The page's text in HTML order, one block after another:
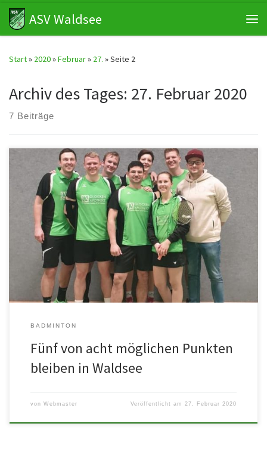
Zum Inhalt springen
ASV Waldsee
Start» 2020»Februar» 27. »Seite 2
Archiv des Tages: 27. Februar 2020
7 Beiträge
8:0 ASV Waldsee I : SG Pirmasens/Münchweiler I 3:5 ASV Waldsee II
: 1. BCW Hütschenhausen IV 6:2 ASV Waldsee […]
BADMINTON
Fünf von acht möglichen Punkten
bleiben in Waldsee
von Webmaster Veröffentlicht am27. Februar 2020